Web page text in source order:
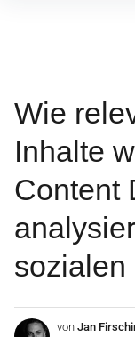
Wie
Inhalte
Content
sozialen
von Jan